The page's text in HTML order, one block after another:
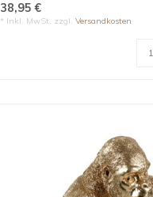
38,95 €
* Inkl. MwSt. zzgl. Versandkosten